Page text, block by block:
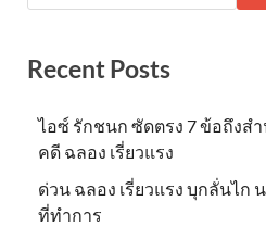
Recent Posts
ไอซ์ รักชนก ซัดตรง 7 ข้อถึงส
คดี ฉลอง เรี่ยวแรง
ด่วน ฉลอง เรี่ยวแรง บุกลั่นไก
ที่ทำการ